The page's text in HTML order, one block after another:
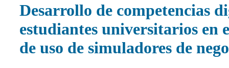
Desarrollo de competencias
estudiantes universitarios en
de uso de simuladores de